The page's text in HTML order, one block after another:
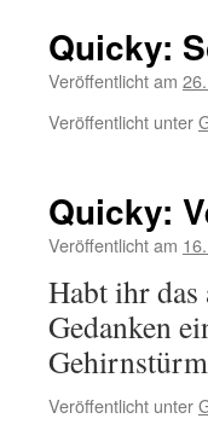
Quicky:
Veröffentlicht am
Veröffentlicht unter
Quicky:
Veröffentlicht am
Habt ihr das
Gedanken
Veröffentlicht unter